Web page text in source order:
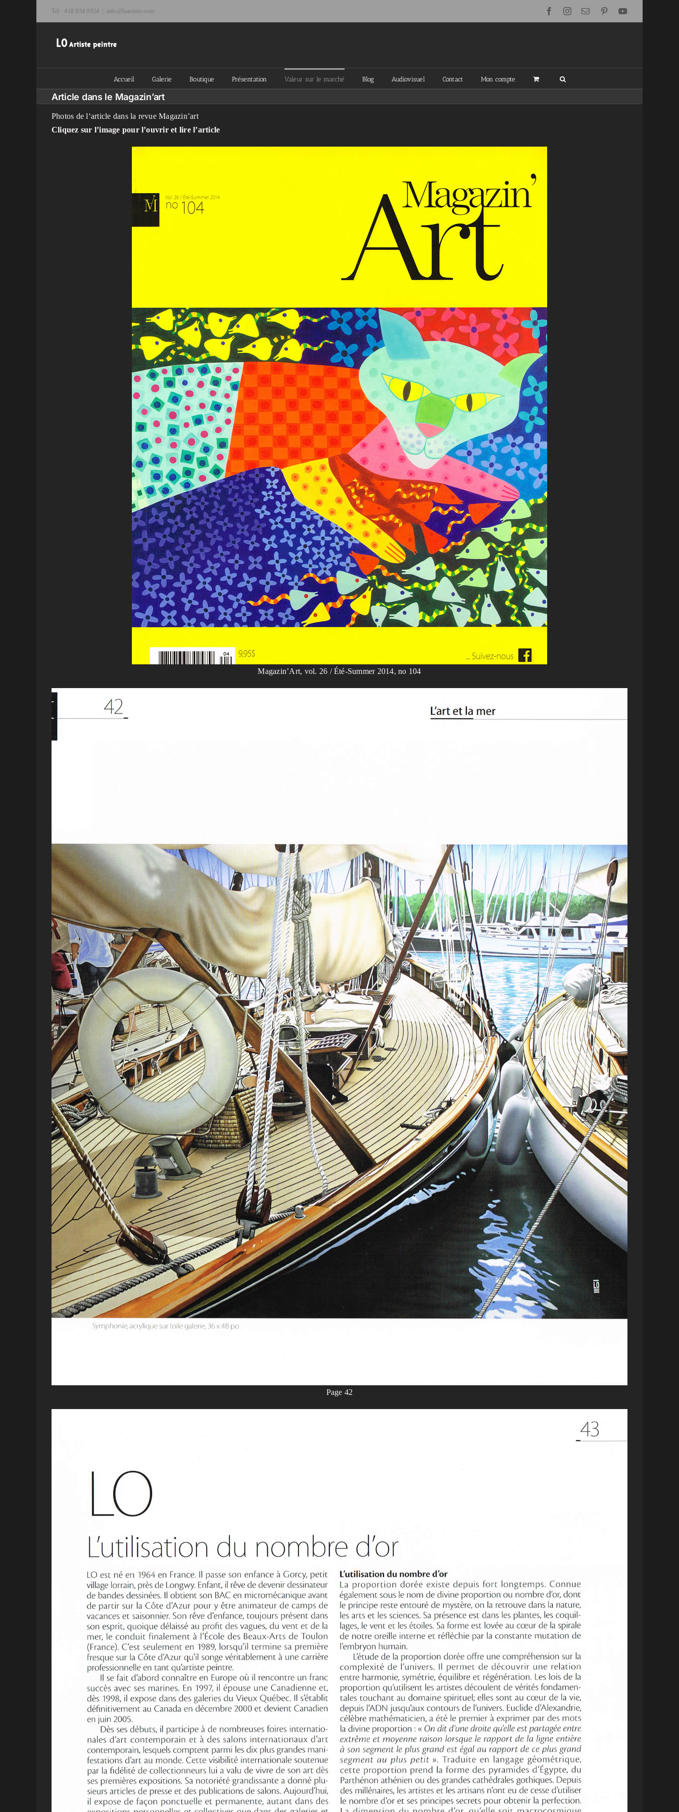
Tél : 418 934 9924 info@loartiste.com FacebookInstagram
Email Pinterest
Accueil Galerie Boutique Présentation Valeur sur le marché Blog Audiovisuel Contact Mon compte
Article dans le Magazin’art
Photos de l‘article dans la revue Magazin’art
Cliquez sur l’image pour l’ouvrir et lire l’article
Magazin’Art, vol. 26 / Été-Summer 2014, no 104
Page 42